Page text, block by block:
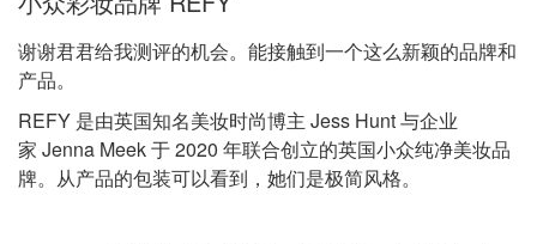
谢谢君君给我测评的机会。能接触到一个这么新颖的品牌和
产品。
REFY 是由英国知名美妆时尚博主 Jess Hunt 与企业
家 Jenna Meek 于 2020 年联合创立的英国小众纯净美妆品
牌。从产品的包装可以看到，她们是极简风格。